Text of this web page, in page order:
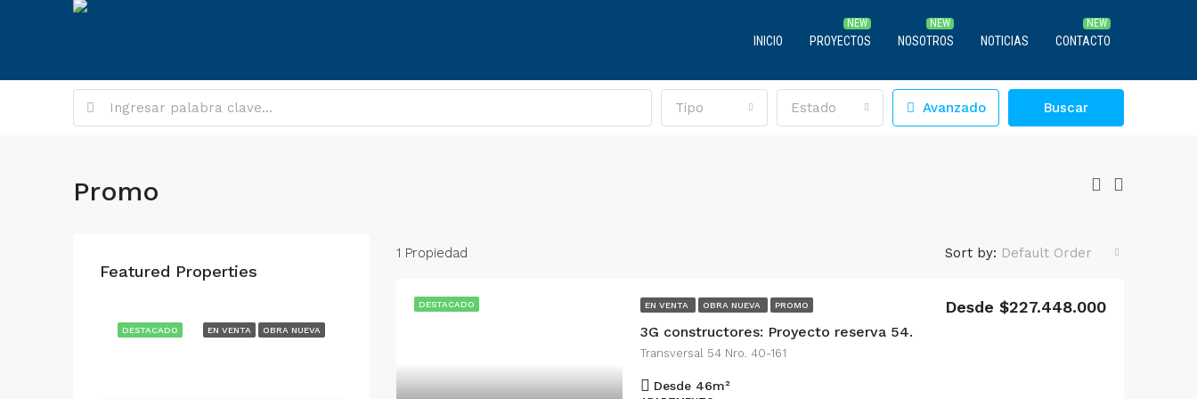
INICIO PROYECTOS NOSOTROS NOTICIAS CONTACTO
Tipo Estado Avanzado Buscar
Promo
1 Propiedad Sort by: Default Order
DESTACADO EN VENTA OBRA NUEVA PROMO
3G constructores: Proyecto reserva 54.
Desde $227.448.000
Transversal 54 Nro. 40-161
Desde 46m²
Featured Properties
EN VENTA OBRA NUEVA
DESTACADO